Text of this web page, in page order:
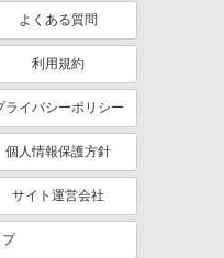
よくある質問
利用規約
ライバシーポリシー
個人情報保護方針
サイト運営会社